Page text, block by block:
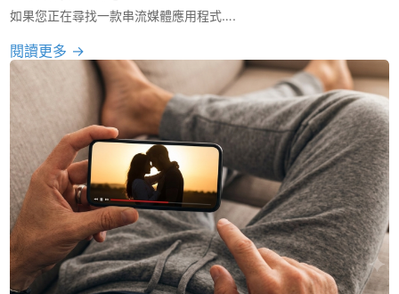
如果您正在尋找一款串流媒體應用程式….
閱讀更多 →